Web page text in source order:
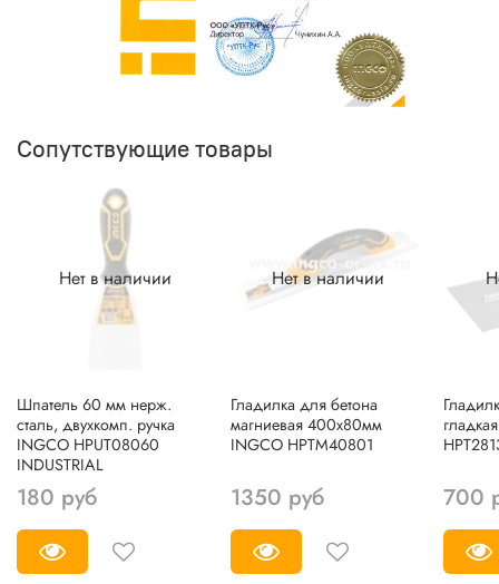
Сопутствующие товары
Нет в наличии
Шпатель 60 мм нерж.
сталь, двухкомп. ручка
INGCO HPUT08060
INDUSTRIAL
180 руб
Нет в наличии
Гладилка для бетона
магниевая 400x80мм
INGCO HPTM40801
1350 руб 700